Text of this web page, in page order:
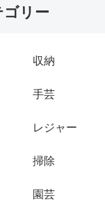
ゴリー
収納
手芸
レジャー
掃除
園芸